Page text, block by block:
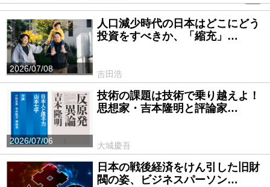
2026/07/08
人口減少時代の日本はどこにどう
投資をすべきか、「縮充」…
吉田浩
2026/07/06
技術の課題は技術で乗り越えよ！
思想家・吉本隆明と評論家…
大城慶吾
日本の戦後経済をけん引した旧財
閥の姿、ビジネスパーソン…